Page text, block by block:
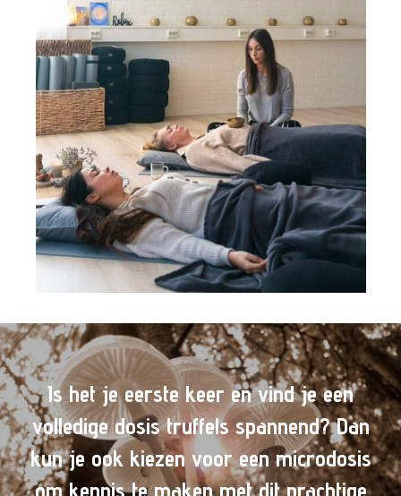
Is het je eerste keer en vind je een
volledige dosis truffels spannend? Dan
kun je ook kiezen voor een microdosis
om kennis te maken met dit prachtige